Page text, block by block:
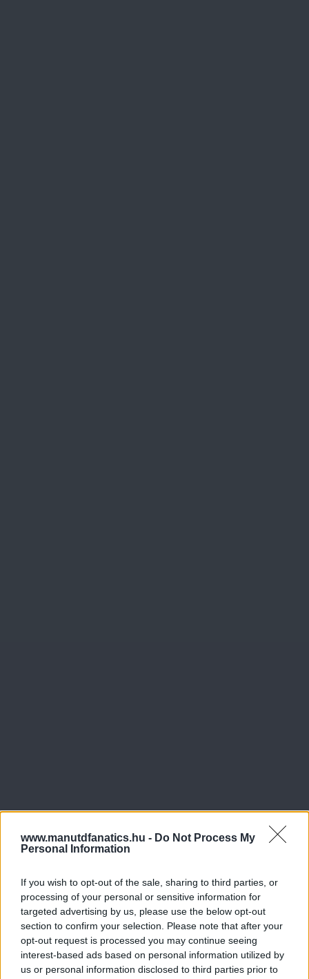
www.manutdfanatics.hu - Do Not Process My
Personal Information
If you wish to opt-out of the sale, sharing to third parties, or
processing of your personal or sensitive information for
targeted advertising by us, please use the below opt-out
section to confirm your selection. Please note that after your
opt-out request is processed you may continue seeing
interest-based ads based on personal information utilized by
us or personal information disclosed to third parties prior to